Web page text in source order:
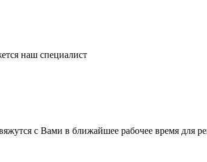
наш специалист
с Вами в ближайшее рабочее время для